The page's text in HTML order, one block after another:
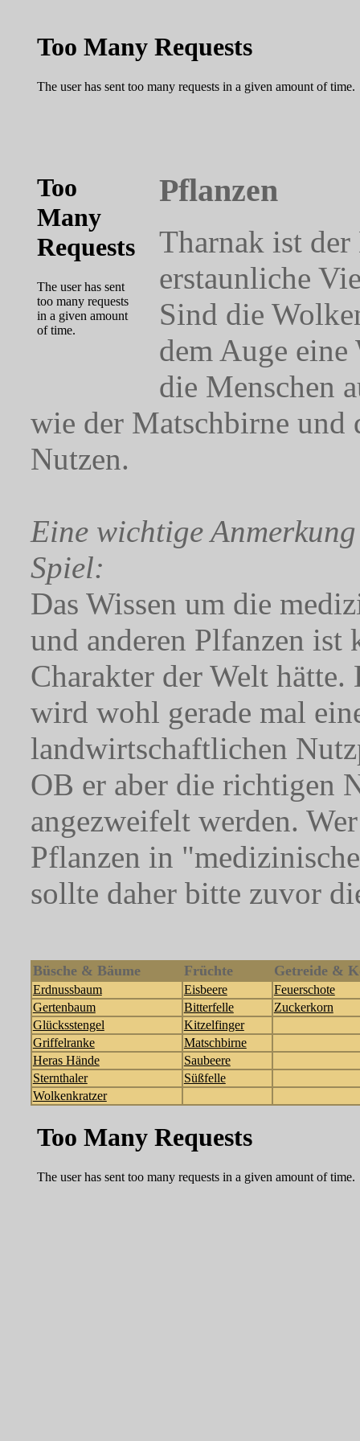
Pflanzen
Tharnak ist
erstaunliche
Sind die
dem Auge eine
die Menschen
wie der Matschbirne und
Nutzen.
Eine wichtige
Spiel:
Das Wissen um die
und anderen Plfanzen
Charakter der Welt hätte.
wird wohl gerade mal
landwirtschaftlichen
OB er aber die richtigen
angezweifelt werden.
Pflanzen in
sollte daher bitte zuvor
Büsche & Bäume Früchte Getreide &
Erdnussbaum Eisbeere
Feuerschote
Gertenbaum
Bitterfelle
Zuckerkorn
Glücksstengel
Kitzelfinger
Griffelranke
Matschbirne
Heras Hände
Saubeere
Sternthaler
Süßfelle
Wolkenkratzer